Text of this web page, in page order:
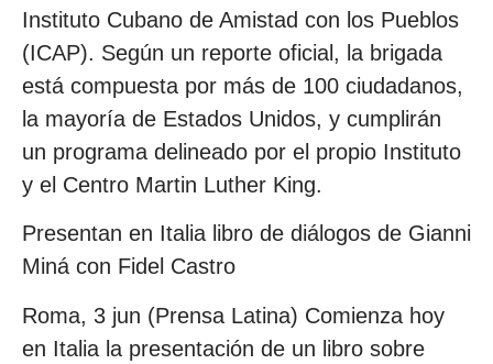
Instituto Cubano de Amistad con los Pueblos
(ICAP). Según un reporte oficial, la brigada
está compuesta por más de 100 ciudadanos,
la mayoría de Estados Unidos, y cumplirán
un programa delineado por el propio Instituto
y el Centro Martin Luther King.
Presentan en Italia libro de diálogos de Gianni
Miná con Fidel Castro
Roma, 3 jun (Prensa Latina) Comienza hoy
en Italia la presentación de un libro sobre